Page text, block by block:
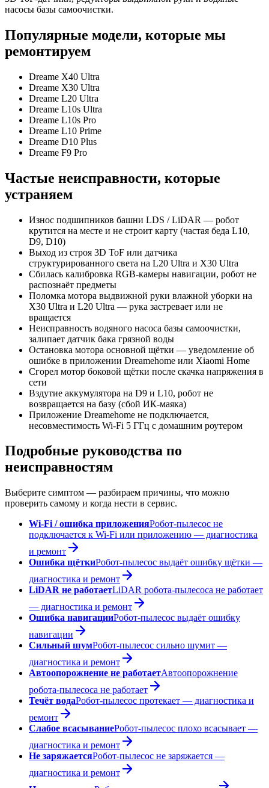
насосы базы самоочистки.
Популярные модели, которые мы
ремонтируем
Dreame X40 Ultra
Dreame X30 Ultra
Dreame L20 Ultra
Dreame L10s Ultra
Dreame L10s Pro
Dreame L10 Prime
Dreame D10 Plus
Dreame F9 Pro
Частые неисправности, которые
устраняем
Износ подшипников башни LDS / LiDAR — робот
крутится на месте и не строит карту (частая беда L10,
D9, D10)
Выход из строя 3D ToF или датчика
структурированного света на L20 Ultra и X30 Ultra
Сбилась калибровка RGB-камеры навигации, робот не
распознаёт предметы
Поломка мотора выдвижной руки влажной уборки на
X30 Ultra и L20 Ultra — рука застревает или не
вращается
Неисправность водяного насоса базы самоочистки,
залипает датчик бака грязной воды
Остановка мотора основной щётки — уведомление об
ошибке в приложении Dreamehome или Xiaomi Home
Сгорел мотор боковой щётки после скачка напряжения в
сети
Вздутие аккумулятора на D9 и L10, робот не
возвращается на базу (сбой ИК-маяка)
Приложение Dreamehome не подключается,
несовместимость Wi-Fi 5 ГГц с домашним роутером
Подробные руководства по
неисправностям
Выберите симптом — разбираем причины, что можно
проверить самому и когда нести в сервис.
Wi-Fi / ошибка приложенияРобот-пылесос не
подключается к Wi-Fi или приложению — диагностика
и ремонт
Ошибка щёткиРобот-пылесос выдаёт ошибку щётки —
диагностика и ремонт
LiDAR не работаетLiDAR робота-пылесоса не работает
— диагностика и ремонт
Ошибка навигацииРобот-пылесос выдаёт ошибку
навигации
Сильный шумРобот-пылесос сильно шумит —
диагностика и ремонт
Автоопорожнение не работаетАвтоопорожнение
робота-пылесоса не работает
Течёт водаРобот-пылесос протекает — диагностика и
ремонт
Слабое всасываниеРобот-пылесос плохо всасывает —
диагностика и ремонт
Не заряжаетсяРобот-пылесос не заряжается —
диагностика и ремонт